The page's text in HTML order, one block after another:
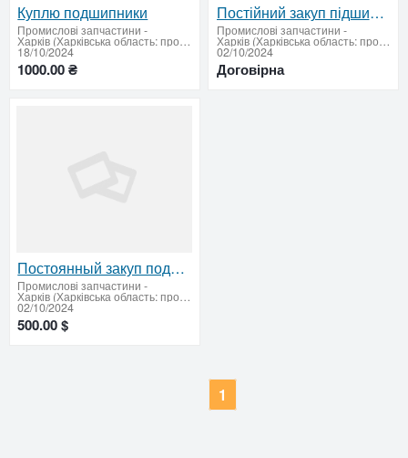
Куплю подшипники
Промислові запчастини -
Харків (Харківська область: продати купити)
18/10/2024
1000.00 ₴
Постійний закуп підшипників
Промислові запчастини -
Харків (Харківська область: продати купити)
02/10/2024
Договірна
Постоянный закуп подшипников для промышленных и B2B нужд
Промислові запчастини -
Харків (Харківська область: продати купити)
02/10/2024
500.00 $
1